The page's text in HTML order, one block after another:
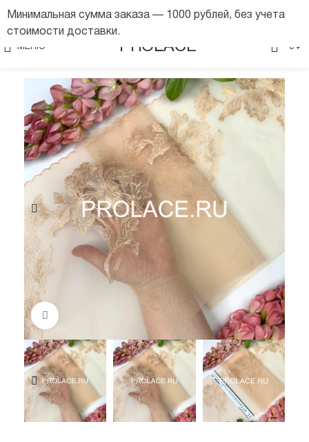
МЕНЮ PROLACE 0 ₽
Нажмите, чтобы увеличить
Минимальная сумма заказа — 1000 рублей, без учета
стоимости доставки.